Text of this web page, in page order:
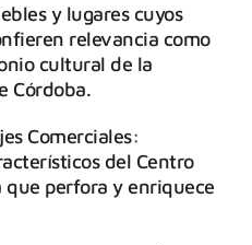
y lugares cuyos
relevancia como
cultural de la
Córdoba.
Comerciales:
del Centro
perfora y enriquece